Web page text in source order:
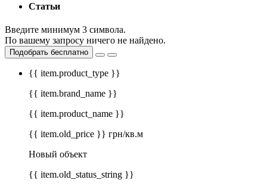
Статьи
Введите минимум 3 символа.
По вашему запросу ничего не найдено.
Подобрать бесплатно
{{ item.product_type }}
{{ item.brand_name }}
{{ item.product_name }}
{{ item.old_price }} грн/кв.м
Новый объект
{{ item.old_status_string }}